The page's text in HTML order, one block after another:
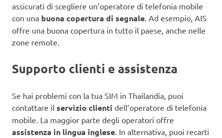
assicurati di scegliere un’operatore di telefonia mobile
con una buona copertura di segnale. Ad esempio, AIS
offre una buona copertura in tutto il paese, anche nelle
zone remote.
Supporto clienti e assistenza
Se hai problemi con la tua SIM in Thailandia, puoi
contattare il servizio clienti dell’operatore di telefonia
mobile. La maggior parte degli operatori offre
assistenza in lingua inglese. In alternativa, puoi recarti